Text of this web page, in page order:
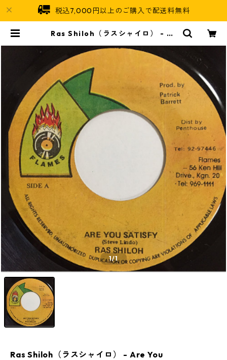
税込7,000円以上のご購入で配送料無料
Ras Shiloh（ラスシャイロ） - Ar
Soul
1/1
Ras Shiloh（ラスシャイロ） - Are You